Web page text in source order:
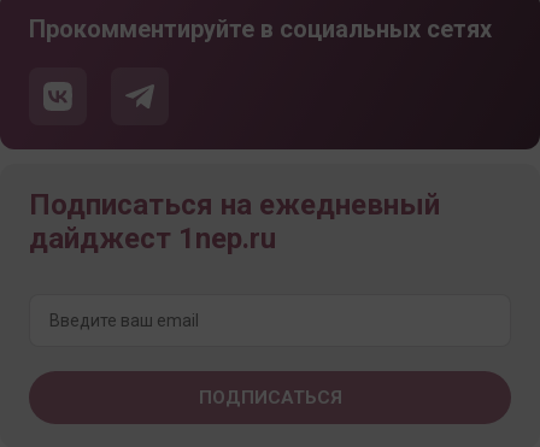
Прокомментируйте в социальных сетях
Подписаться на ежедневный
дайджест 1nep.ru